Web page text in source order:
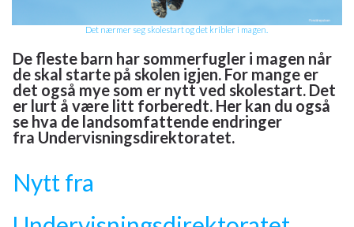
Det nærmer seg skolestart og det kribler i magen.
De fleste barn har sommerfugler i magen når
de skal starte på skolen igjen. For mange er
det også mye som er nytt ved skolestart. Det
er lurt å være litt forberedt. Her kan du også
se hva de landsomfattende endringer
fra Undervisningsdirektoratet.
Nytt fra